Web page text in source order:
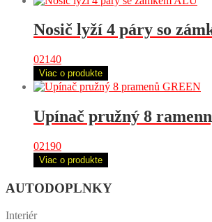
Nosič lyží 4 páry so
02140
Viac o produkte
Upínač pružný 8
02190
Viac o produkte
AUTODOPLNKY
Interiér